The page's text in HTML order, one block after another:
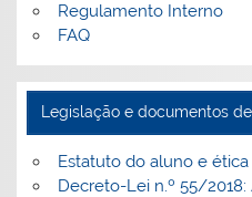
Regulamento Interno
FAQ
Legislação e documentos
Estatuto do aluno e
Decreto-Lei n.º 55/